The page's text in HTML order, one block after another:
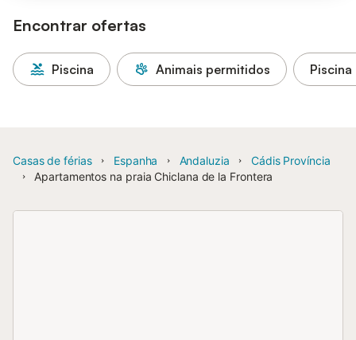
Encontrar ofertas
Piscina Animais permitidos
Casas de férias Espanha Andaluzia
Cádis Província
Apartamentos na praia Chiclana de la Frontera